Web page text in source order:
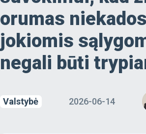
orumas
jokiomis
negali būti
Valstybė 2026-06-14